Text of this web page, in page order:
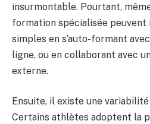
insurmontable. Pourtant,
formation spécialisée
simples en s’auto-formant
ligne, ou en collaborant avec
externe.
Ensuite, il existe une
Certains athlètes adoptent la